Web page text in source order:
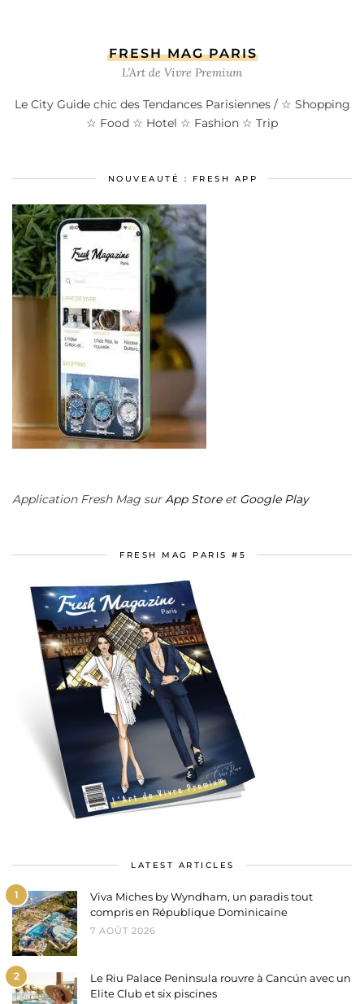
FRESH MAG PARIS
L’Art de Vivre Premium
Le City Guide chic des Tendances Parisiennes / ☆ Shopping
☆ Food ☆ Hotel ☆ Fashion ☆ Trip
NOUVEAUTÉ : FRESH APP
Application Fresh Mag surApp Storeet Google Play
FRESH MAG PARIS #5
LATEST ARTICLES
1
Viva Miches by Wyndham, un paradis tout
compris en République Dominicaine
7 AOÛT 2026
2
Le Riu Palace Peninsula rouvre à Cancún avec un
Elite Club et six piscines